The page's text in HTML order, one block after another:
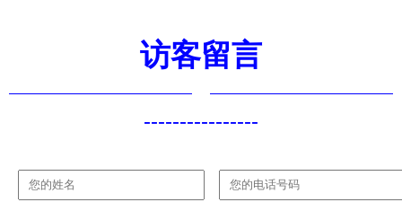
访客留言
----------------